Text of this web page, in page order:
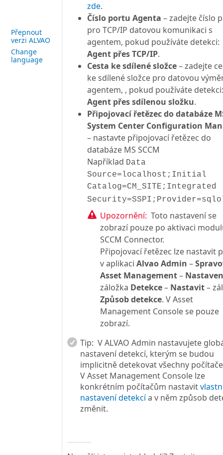
Přepnout
verzi ALVAO
Change
language
zde.
Číslo portu Agenta – zadejte číslo
pro TCP/IP datovou komunikaci s
agentem, pokud používáte detekci:
Agent přes TCP/IP.
Cesta ke sdílené složce– zadejte
ke sdílené složce pro datovou
agentem, , pokud používáte detekci:
Agent přes sdílenou složku.
Připojovací řetězec do databáze
System Center Configuration
– nastavte připojovací řetězec do
databáze MS SCCM
Například Data
Source=localhost;Initial
Catalog=CM_SITE;Integrated
Upozornění: Toto nastavení se
zobrazí pouze po aktivaci
SCCM Connector.
Připojovací řetězec lze nastavit
v aplikaci Alvao Admin –
Asset Management–
záložka Detekce– Nastavit–
Způsob detekce. V Asset
Management Console se pouze
zobrazí.
Tip: V ALVAO Admin nastavujete
nastavení detekcí, kterým se budou
implicitně detekovat všechny
V Asset Management Console lze
konkrétním počítačům nastavit
nastavení detekcía v něm způsob
změnit.